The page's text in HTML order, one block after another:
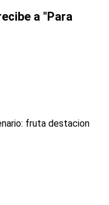
a "Para